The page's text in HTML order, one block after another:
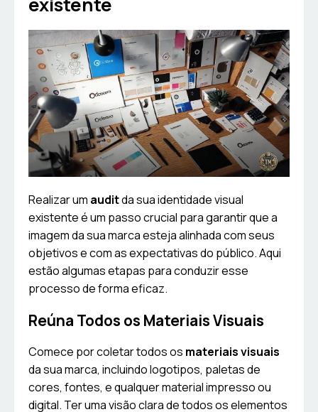
Realizar um auditda sua identidade visual
existente é um passo crucial para garantir que a
imagem da sua marca esteja alinhada com seus
objetivos e com as expectativas do público. Aqui
estão algumas etapas para conduzir esse
processo de forma eficaz.
Reúna Todos os Materiais Visuais
Comece por coletar todos os materiais visuais
da sua marca, incluindo logotipos, paletas de
cores, fontes, e qualquer material impresso ou
digital. Ter uma visão clara de todos os elementos